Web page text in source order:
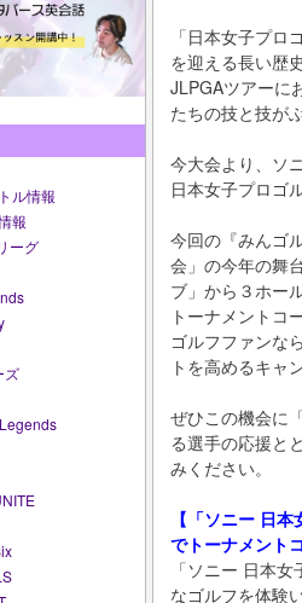
ル情報
報
ーグ
ズ
「日本女子プ
を迎える長い歴
JLPGAツアーに
たちの技と技が
今大会より、ソ
日本女子プロゴ
今回の『みんゴ
会」の今年の舞
ブ」から３ホー
トーナメントコ
ゴルフファンな
トを高めるキャ
ぜひこの機会に
る選手の応援と
みください。
【「ソニー 日
でトーナメント
「ソニー 日本
なゴルフを体験